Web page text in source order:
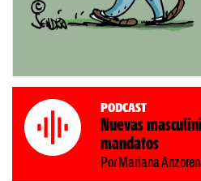
Podcast
Nuevas
mandatos
Por Mariana